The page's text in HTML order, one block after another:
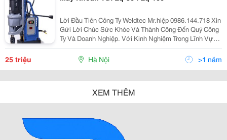
Lời Đầu Tiên Công Ty Weldtec Mr.hiệp 0986.144.718 Xin
Gửi Lời Chúc Sức Khỏe Và Thành Công Đến Quý Công
Ty Và Doanh Nghiệp. Với Kinh Nghiệm Trong Lĩnh Vực
Cung Cấp Thiết Bị Và Vật Liệu Hàn, Cắt Weldtec Tự Hào
Là Doanh Nghiệp Lớn Và Uy Tín Hàng Đầu Việ
25 triệu Hà Nội >1 năm
XEM THÊM